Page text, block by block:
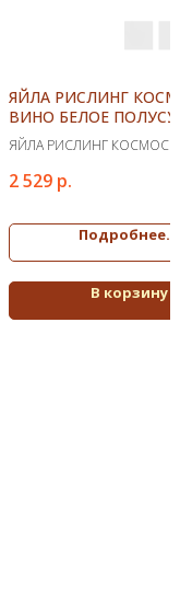
ЯЙЛА РИСЛИНГ
ВИНО БЕЛОЕ
ЯЙЛА РИСЛИНГ КОСМОС
2 529 р.
Подробнее...
В корзину